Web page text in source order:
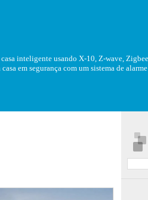
inteligente usando X-10, Z-wave,
em segurança com um sistema de